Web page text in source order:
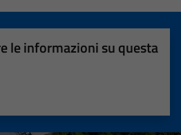
le informazioni su questa
stelle su 5
su 5
5